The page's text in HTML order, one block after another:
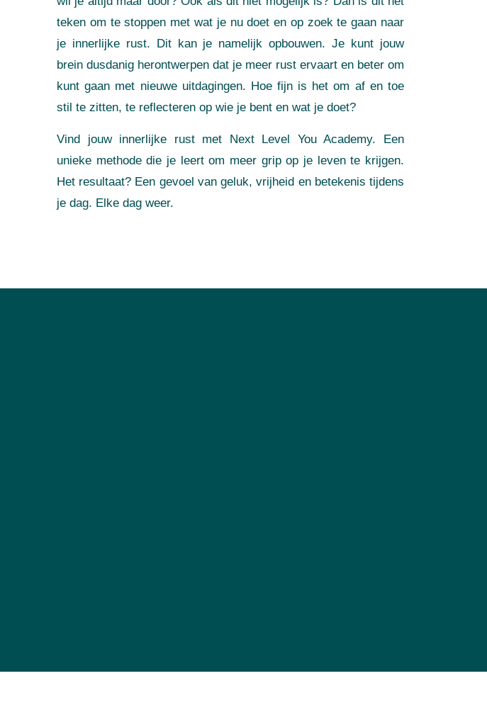
teken om te stoppen met wat je nu doet en op zoek te gaan naar
je innerlijke rust. Dit kan je namelijk opbouwen. Je kunt jouw
brein dusdanig herontwerpen dat je meer rust ervaart en beter om
kunt gaan met nieuwe uitdagingen. Hoe fijn is het om af en toe
stil te zitten, te reflecteren op wie je bent en wat je doet?
Vind jouw innerlijke rust met Next Level You Academy. Een
unieke methode die je leert om meer grip op je leven te krijgen.
Het resultaat? Een gevoel van geluk, vrijheid en betekenis tijdens
je dag. Elke dag weer.